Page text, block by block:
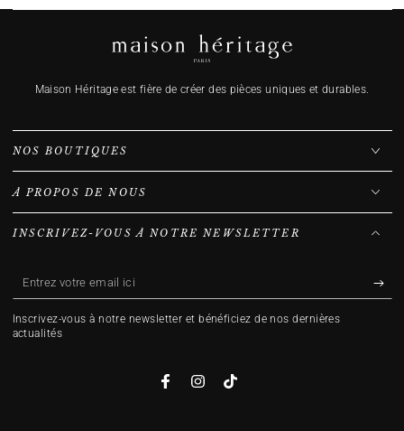
Maison Héritage est fière de créer des pièces uniques et durables.
NOS BOUTIQUES
À PROPOS DE NOUS
INSCRIVEZ-VOUS À NOTRE NEWSLETTER
Entrez
votre
email
Inscrivez-vous à notre newsletter et bénéficiez de nos dernières
actualités
FacebookInstagramTikTok